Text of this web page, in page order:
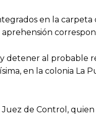
en la carpeta
detener al probable
en la colonia La
de Control,